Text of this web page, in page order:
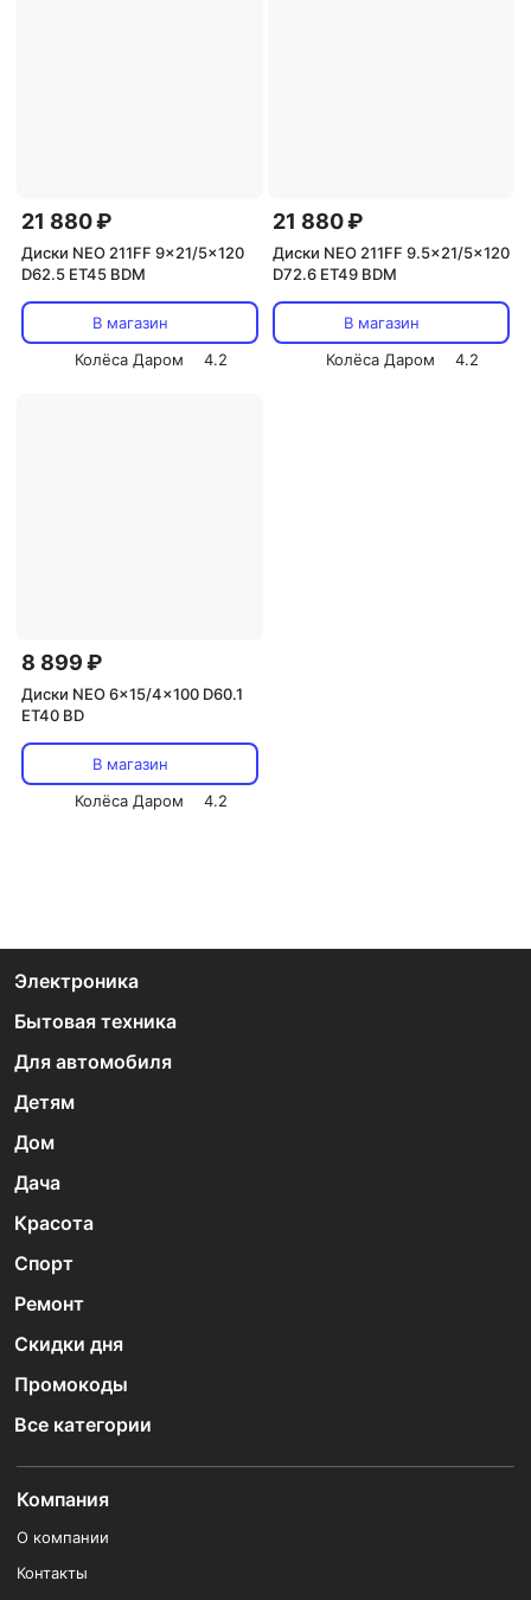
21 880 ₽
Диски NEO 211FF 9x21/5x120
D62.5 ET45 BDM
В магазин
Колёса Даром
4.2
21 880 ₽
Диски NEO 211FF 9.5x21/5x120
D72.6 ET49 BDM
В магазин
Колёса Даром
4.2
8 899 ₽
Диски NEO 6x15/4x100 D60.1
ET40 BD
В магазин
Колёса Даром
4.2
Электроника
Бытовая техника
Для автомобиля
Детям
Дом
Дача
Красота
Спорт
Ремонт
Скидки дня
Промокоды
Все категории
Компания
О компании
Контакты